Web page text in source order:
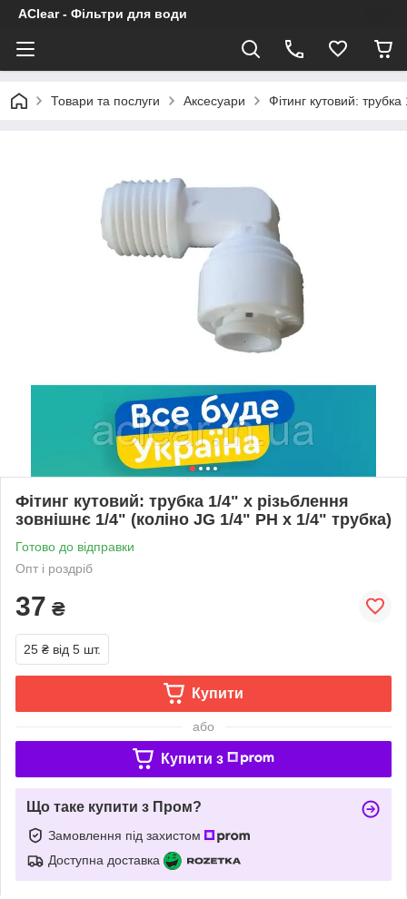
AClear - Фільтри для води
Товари та послуги Аксесуари Фітинг кутовий:
Фітинг кутовий: трубка 1/4" х різьблення
зовнішнє 1/4" (коліно JG 1/4" РН х 1/4" трубка)
Готово до відправки
Опт і роздріб
37 ₴
25 ₴ від 5 шт.
Купити
або
Купити з
Що таке купити з Пром?
Замовлення під захистом
Доступна доставка